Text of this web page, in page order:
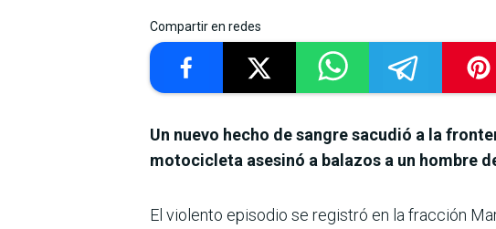
Compartir en redes
Un nuevo hecho de sangre sacudió a la
motocicleta asesinó a balazos a un hombre
El violento episodio se registró en la fracción